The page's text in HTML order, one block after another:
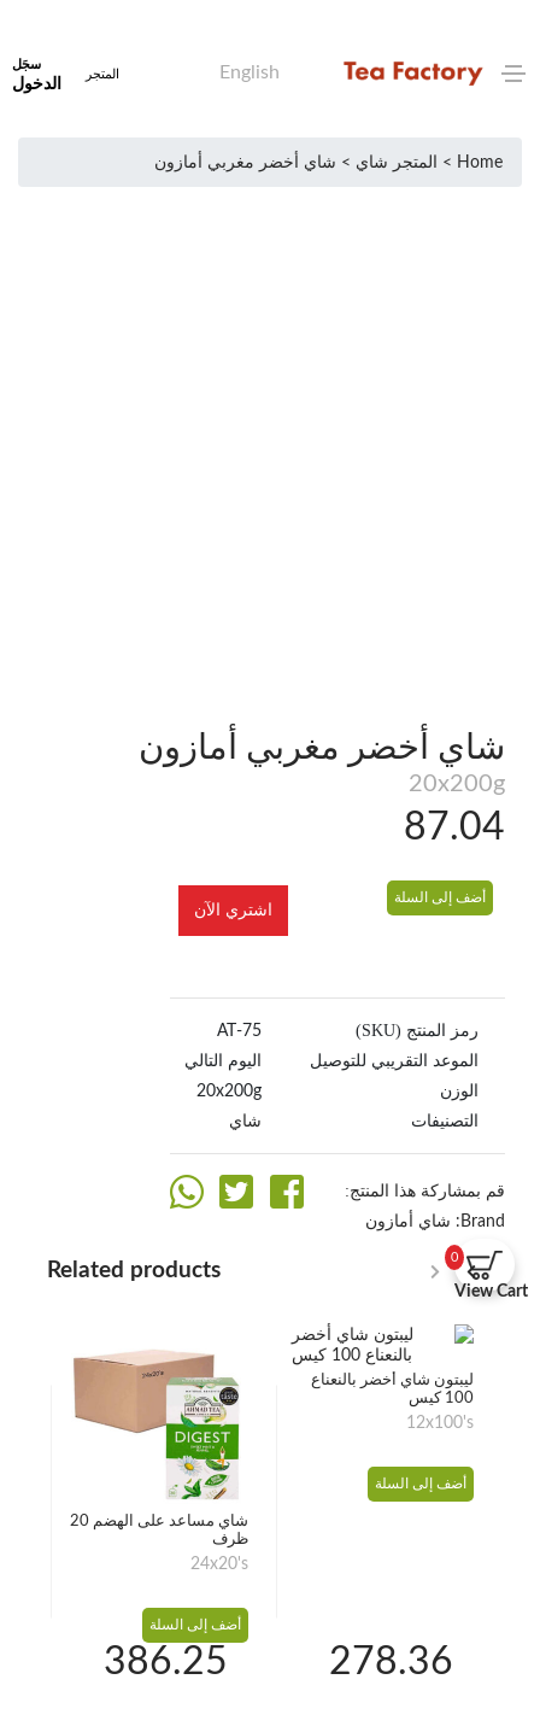
English المتجر
سجَل
الدخول
0
View Cart
Home > المتجر شاي > شاي أخضر مغربي أمازون
شاي أخضر مغربي أمازون
20x200g
87.04
أضف إلى السلة
اشتري الآن
رمز المنتج (SKU) 75-AT
الموعد التقريبي للتوصيل اليوم التالي
الوزن 20x200g
التصنيفات شاي
قم بمشاركة هذا المنتج:
Brand: شاي أمازون
Related products
ليبتون شاي أخضر بالنعناع
100 كيس
12x100's
278.36
أضف إلى السلة
شاي مساعد على الهضم 20
ظرف
24x20's
386.25
أضف إلى السلة